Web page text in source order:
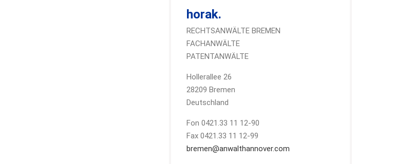
horak.
RECHTSANWÄLTE BREMEN
FACHANWÄLTE
PATENTANWÄLTE
Hollerallee 26
28209 Bremen
Deutschland
Fon 0421.33 11 12-90
Fax 0421.33 11 12-99
bremen@anwalthannover.com